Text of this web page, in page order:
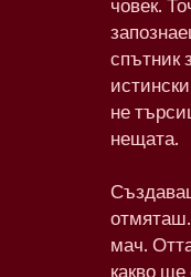
човек.
спътник
не
нещата.
мач.
какво